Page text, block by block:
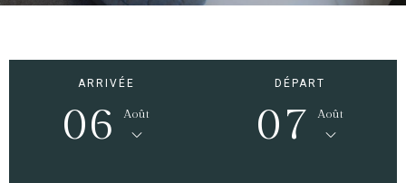
ARRIVÉE
06 Août
DÉPART
07 Août